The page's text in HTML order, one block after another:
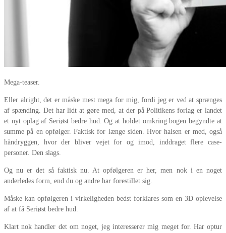
Mega-teaser.
Eller alright, det er måske mest mega for mig, fordi jeg er ved at sprænges
af spænding. Det har lidt at gøre med, at der på Politikens forlag er landet
et nyt oplag af Seriøst bedre hud. Og at holdet omkring bogen begyndte at
summe på en opfølger. Faktisk for længe siden. Hvor halsen er med, også
håndryggen, hvor der bliver vejet for og imod, inddraget flere case-
personer. Den slags.
Og nu er det så faktisk nu. At opfølgeren er her, men nok i en noget
anderledes form, end du og andre har forestillet sig.
Måske kan opfølgeren i virkeligheden bedst forklares som en 3D oplevelse
af at få Seriøst bedre hud.
Klart nok handler det om noget, jeg interesserer mig meget for. Har optur